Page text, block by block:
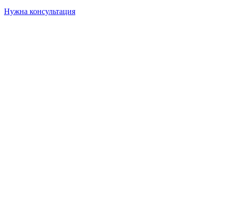
Нужна консультация